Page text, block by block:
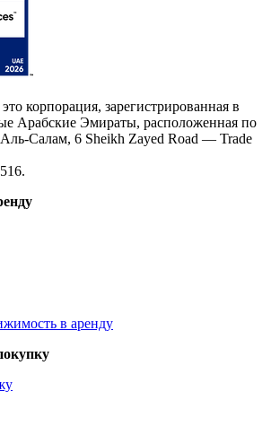
корпорация, зарегистрированная в
Арабские Эмираты, расположенная по
Салам, 6 Sheikh Zayed Road — Trade
в аренду